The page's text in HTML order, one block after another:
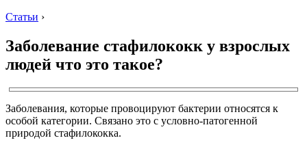
Статьи ›
Заболевание стафилококк у взрослых
людей что это такое?
Заболевания, которые провоцируют бактерии относятся к
особой категории. Связано это с условно-патогенной
природой стафилококка.